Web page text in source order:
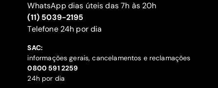
WhatsApp dias úteis das 7h às 20h
(11) 5039-2195
‍Telefone 24h por dia
SAC:
informações gerais, cancelamentos e reclamações
‍0800 591 2259
24h por dia